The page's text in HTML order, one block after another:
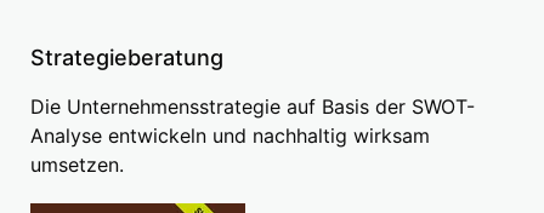
Strategieberatung
Die Unternehmensstrategie auf Basis der SWOT-
Analyse entwickeln und nachhaltig wirksam
umsetzen.